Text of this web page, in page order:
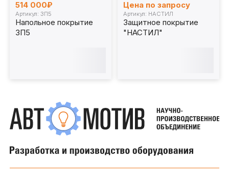
514 000₽
Артикул: ЗП5
Напольное покрытие
ЗП5
Цена по запросу
Артикул: НАСТИЛ
Защитное покрытие
"НАСТИЛ"